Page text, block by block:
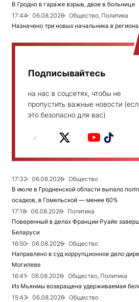
В Гродно в гараже взрыв, двое в больнице
17:44
06.08.2026
Общество, Политика
Назначено три новых начальника в
Подписывайтесь
на нас в соцсетях, чтобы не
пропустить важные новости
это безопасно для вас)
17:32 06.08.2026
Общество
В июле в Гродненской области выпало
осадков, в Гомельской — менее 60%
17:18
06.08.2026
Политика
Поверенный в делах Франции Руайе
Беларуси
16:50
06.08.2026
Общество
Направлено в суд коррупционное дело
Могилеве
16:41
06.08.2026
Общество, Политика
Из Мьянмы возвращена удерживаемая
15:43
06.08.2026
Общество